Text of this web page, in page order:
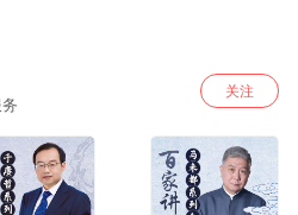
关注